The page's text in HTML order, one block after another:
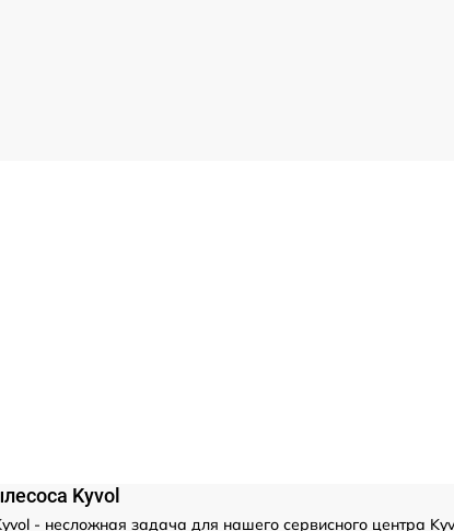
Kyvol
- несложная задача для нашего сервисного центра